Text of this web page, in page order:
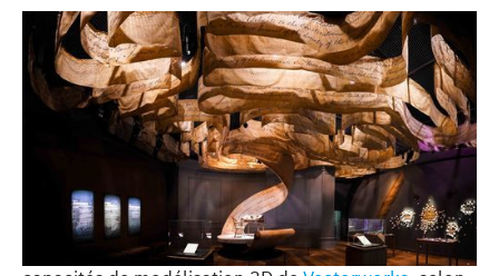
© Hamilton : The Exhibition, Legacy Gallery |
Autorisation de Korins et Drew Dockser
exposition Hamiltonde Chicago plonge les visiteurs
dans la vie d'Alexander Hamilton, et illustre la
Révolution américaine ainsi que la croissance des
États-Unis. La mise en place d'une exposition de
cette envergure n'aurait jamais été possible sans les